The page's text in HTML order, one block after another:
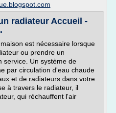
radiateur Accueil -
est nécessaire lorsque
ou prendre un
service. Un système de
par circulation d'eau chaude
et de radiateurs dans votre
à travers le radiateur, il
qui réchauffent l'air